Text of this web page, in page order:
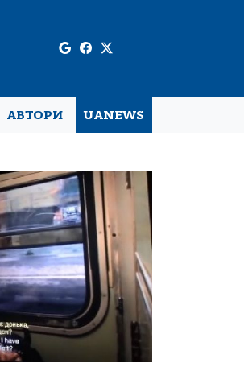
АВТОРИ UANEWS